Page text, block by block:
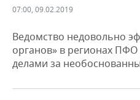
ДЕКЛАРАЦИИ О ДОХОДАХ
КОРОЛИ ГОСЗАКАЗА
ВУЗЫ ТАТАРСТАНА
НОВОСТИ ЭКОНОМИКИ
ФИНАНСЫ
БАНКИ
ПРОМЫШЛЕННОСТЬ
НОВОСТИ
ПРОМЫШЛЕННОСТИ
НЕДВИЖИМОСТЬ
НОВОСТИ
АВТО
07:00, 09.02.2019
Ведомство недовольно
органов» в регионах
делами за